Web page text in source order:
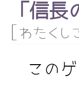
「信
わたくし
このゲ